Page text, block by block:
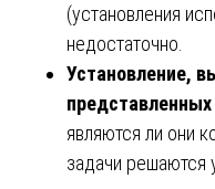
(установления
недостаточно.
Установление,
являются ли они
задачи решаются